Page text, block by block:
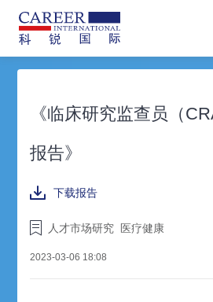
《临床研究监查员（
报告》
下载报告
人才市场研究 医疗健康
2023-03-06 18:08